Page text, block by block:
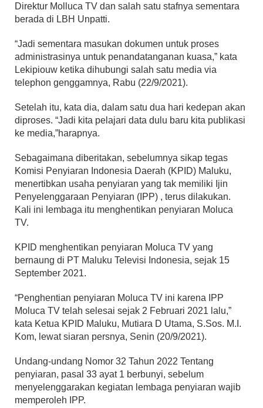
Direktur Molluca TV dan salah satu stafnya sementara
berada di LBH Unpatti.
“Jadi sementara masukan dokumen untuk proses
administrasinya untuk penandatanganan kuasa,” kata
Lekipiouw ketika dihubungi salah satu media via
telephon genggamnya, Rabu (22/9/2021).
Setelah itu, kata dia, dalam satu dua hari kedepan akan
diproses. “Jadi kita pelajari data dulu baru kita publikasi
ke media,”harapnya.
Sebagaimana diberitakan, sebelumnya sikap tegas
Komisi Penyiaran Indonesia Daerah (KPID) Maluku,
menertibkan usaha penyiaran yang tak memiliki Ijin
Penyelenggaraan Penyiaran (IPP) , terus dilakukan.
Kali ini lembaga itu menghentikan penyiaran Moluca
TV.
KPID menghentikan penyiaran Moluca TV yang
bernaung di PT Maluku Televisi Indonesia, sejak 15
September 2021.
“Penghentian penyiaran Moluca TV ini karena IPP
Moluca TV telah selesai sejak 2 Februari 2021 lalu,”
kata Ketua KPID Maluku, Mutiara D Utama, S.Sos. M.I.
Kom, lewat siaran persnya, Senin (20/9/2021).
Undang-undang Nomor 32 Tahun 2022 Tentang
penyiaran, pasal 33 ayat 1 berbunyi, sebelum
menyelenggarakan kegiatan lembaga penyiaran wajib
memperoleh IPP.